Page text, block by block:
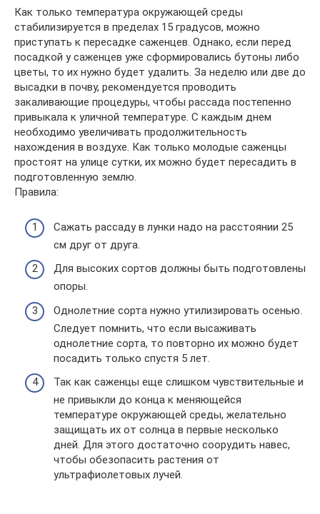
Как только температура окружающей среды
стабилизируется в пределах 15 градусов, можно
приступать к пересадке саженцев. Однако, если перед
посадкой у саженцев уже сформировались бутоны либо
цветы, то их нужно будет удалить. За неделю или две до
высадки в почву, рекомендуется проводить
закаливающие процедуры, чтобы рассада постепенно
привыкала к уличной температуре. С каждым днем
необходимо увеличивать продолжительность
нахождения в воздухе. Как только молодые саженцы
простоят на улице сутки, их можно будет пересадить в
подготовленную землю.
Правила:
Сажать рассаду в лунки надо на расстоянии 25
см друг от друга.
Для высоких сортов должны быть подготовлены
опоры.
Однолетние сорта нужно утилизировать осенью.
Следует помнить, что если высаживать
однолетние сорта, то повторно их можно будет
посадить только спустя 5 лет.
Так как саженцы еще слишком чувствительные и
не привыкли до конца к меняющейся
температуре окружающей среды, желательно
защищать их от солнца в первые несколько
дней. Для этого достаточно соорудить навес,
чтобы обезопасить растения от
ультрафиолетовых лучей.